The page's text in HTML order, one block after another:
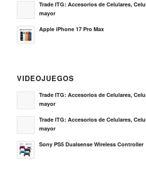
Trade ITG: Accesorios de Celulares,
mayor
Apple iPhone 17 Pro Max
VIDEOJUEGOS
Trade ITG: Accesorios de Celulares,
mayor
Trade ITG: Accesorios de Celulares,
mayor
Sony PS5 Dualsense Wireless Controller